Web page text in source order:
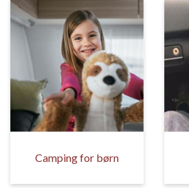
Camping for børn